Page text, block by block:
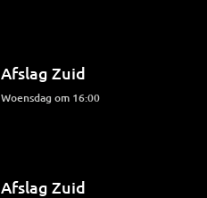
Afslag Zuid
woensdag om 16:00
Afslag Zuid